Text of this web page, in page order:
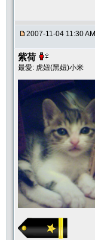
2007-11-04 11:30 AM
紫荷
最愛: 虎妞(黑妞)小米